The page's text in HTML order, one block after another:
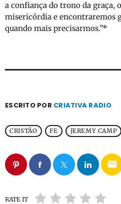
a confiança do trono da graça,
misericórdia e encontraremos
quando mais precisarmos.”*
ESCRITO POR CRIATIVA RADIO
CRISTÃO FE JEREMY CAMP
email
RATE IT